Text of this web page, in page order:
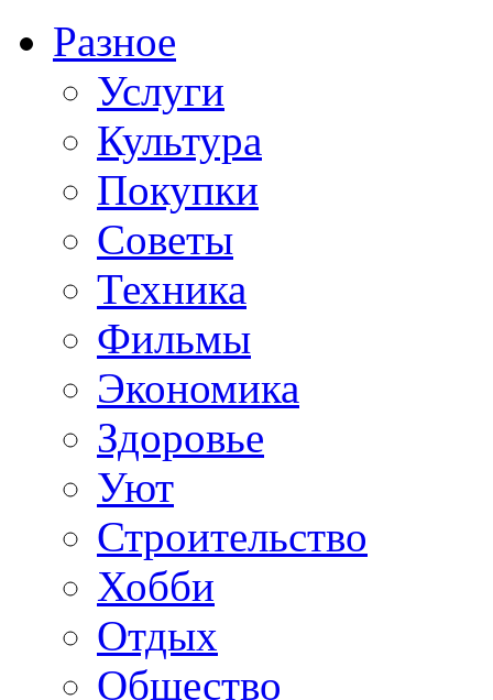
Разное
Услуги
Культура
Покупки
Советы
Техника
Фильмы
Экономика
Здоровье
Уют
Строительство
Хобби
Отдых
Общество